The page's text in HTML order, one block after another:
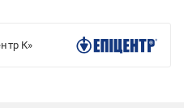
К»